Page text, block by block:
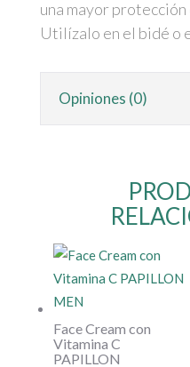
una mayor protección
Utilízalo en el bidé o
Opiniones (0)
Face Cream con
Vitamina C
PAPILLON